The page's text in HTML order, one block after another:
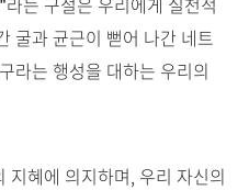
굴과 균근이 뻗어 나간 네트
라는 행성을 대하는 우리의
지혜에 의지하며, 우리 자신의